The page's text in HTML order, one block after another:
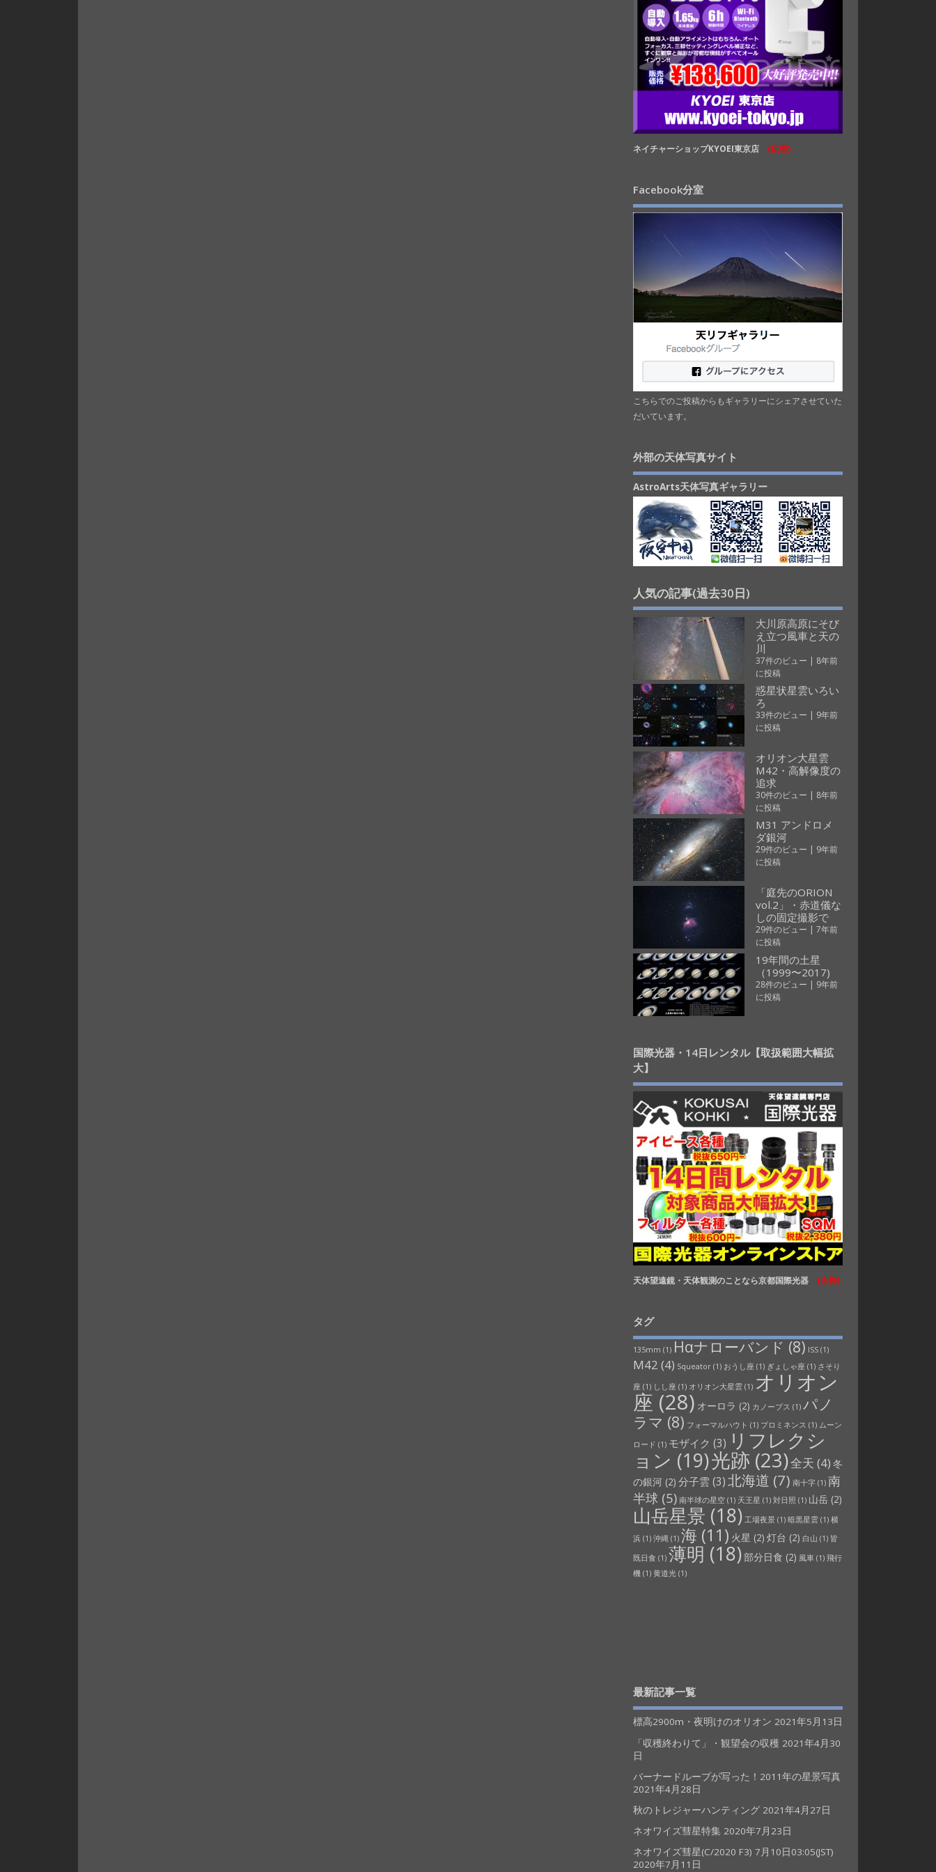
ネイチャーショップKYOEI東京店 (広告)
Facebook分室
こちらでのご投稿からもギャラリーにシェアさせていた
だいています。
外部の天体写真サイト
AstroArts天体写真ギャラリー
人気の記事(過去30日)
大川原高原にそび
え立つ風車と天の
川
37件のビュー | 8年前
に投稿
惑星状星雲いろい
ろ
33件のビュー | 9年前
に投稿
オリオン大星雲
M42・高解像度の
追求
30件のビュー | 8年前
に投稿
M31 アンドロメ
ダ銀河
29件のビュー | 9年前
に投稿
「庭先のORION
vol.2」・赤道儀な
しの固定撮影で
29件のビュー | 7年前
に投稿
19年間の土星
（1999〜2017)
28件のビュー | 9年前
に投稿
国際光器・14日レンタル【取扱範囲大幅拡
大】
天体望遠鏡・天体観測のことなら京都国際光器 (広告)
タグ
135mm (1) Hαナローバンド (8) ISS(1)
M42 (4) Squeator(1) おうし座 (1) ぎょしゃ座 (1) さそり
座 (1) しし座 (1) オリオン大星雲(1) オリオン
座 (28) オーロラ (2) カノープス (1) パノ
ラマ (8) フォーマルハウト (1) プロミネンス (1) ムーン
ロード (1) モザイク (3) リフレクシ
ョン (19)光跡 (23)全天 (4) 冬
の銀河(2) 分子雲 (3)北海道 (7) 南十字(1) 南
半球 (5) 南半球の星空(1) 天王星 (1) 対日照 (1) 山岳(2)
山岳星景 (18) 工場夜景(1) 暗黒星雲(1) 横
浜(1) 沖縄(1) 海 (11) 火星 (2) 灯台 (2) 白山 (1) 皆
既日食 (1) 薄明 (18)部分日食 (2) 風車(1) 飛行
機(1) 黄道光(1)
最新記事一覧
標高2900m・夜明けのオリオン 2021年5月13日
「収穫終わりて」・観望会の収穫 2021年4月30
日
バーナードループが写った！2011年の星景写真
2021年4月28日
秋のトレジャーハンティング 2021年4月27日
ネオワイズ彗星特集 2020年7月23日
ネオワイズ彗星(C/2020 F3) 7月10日03:05(JST)
2020年7月11日